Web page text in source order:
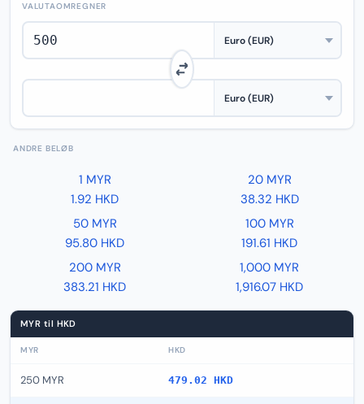
VALUTAOMREGNER
ANDRE BELØB
1 MYR
1.92 HKD
20 MYR
38.32 HKD
50 MYR
95.80 HKD
100 MYR
191.61 HKD
200 MYR
383.21 HKD
1,000 MYR
1,916.07 HKD
MYR til HKD
MYR HKD
250 MYR 479.02 HKD